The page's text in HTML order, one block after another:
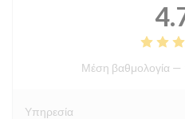
Μέση βαθμολογία —
Υπηρεσία